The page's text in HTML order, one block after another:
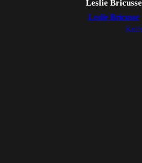
Leslie Bricusse
Leslie Bricusse